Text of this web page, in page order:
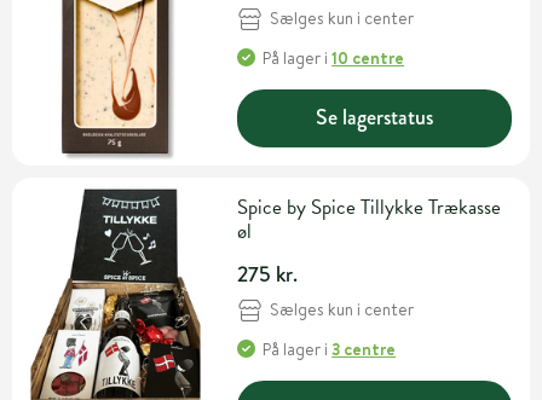
Sælges kun i center
På lager i10 centre
Se lagerstatus
Spice by Spice Tillykke Trækasse
øl
275 kr.
Sælges kun i center
På lager i3 centre